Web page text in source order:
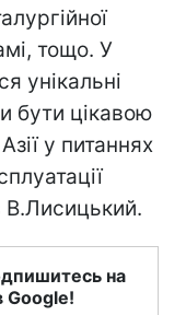
тощо. У
унікальні
бути цікавою
у питаннях
В.Лисицький.
на
Google!